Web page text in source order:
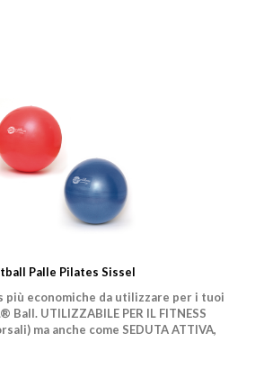
Palle Pilates Sissel
più economiche da utilizzare per i tuoi
Ball. UTILIZZABILE PER IL FITNESS
ma anche come SEDUTA ATTIVA,